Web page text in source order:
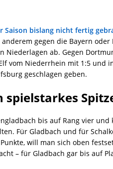
Saison bislang nicht fertig
anderem gegen die Bayern oder
ab. Gegen
vom Niederrhein mit 1:5 und
geschlagen geben.
spielstarkes
bis auf Rang vier und
Für Gladbach und für
will man sich oben
– für Gladbach gar bis auf